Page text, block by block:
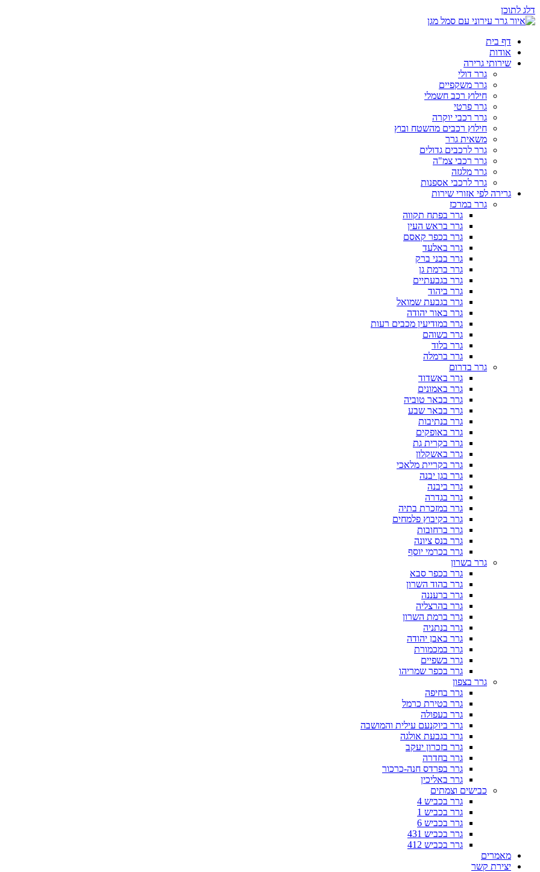
דלג לתוכן
דף בית
אודות
שירותי גרירה
גרר דולי
גרר משקפיים
חילוץ רכב חשמלי
גרר פרטי
גרר רכבי יוקרה
חילוץ רכבים מהשטח ובוץ
משאית גרר
גרר לרכבים גדולים
גרר רכבי צמ"ה
גרר מלגזה
גרר לרכבי אספנות
גרירה לפי אזורי שירות
גרר במרכז
גרר בפתח תקווה
גרר בראש העין
גרר בכפר קאסם
גרר באלעד
גרר בבני ברק
גרר ברמת גן
גרר בגבעתיים
גרר ביהוד
גרר בגבעת שמואל
גרר באור יהודה
גרר במודיעין מכבים רעות
גרר בשוהם
גרר בלוד
גרר ברמלה
גרר בדרום
גרר באשדוד
גרר באמונים
גרר בבאר טוביה
גרר בבאר שבע
גרר בנתיבות
גרר באופקים
גרר בקרית גת
גרר באשקלון
גרר בקריית מלאכי
גרר בגן יבנה
גרר ביבנה
גרר בגדרה
גרר במזכרת בתיה
גרר בקיבוץ פלמחים
גרר ברחובות
גרר בנס ציונה
גרר בכרמי יוסף
גרר בשרון
גרר בכפר סבא
גרר בהוד השרון
גרר ברעננה
גרר בהרצליה
גרר ברמת השרון
גרר בנתניה
גרר באבן יהודה
גרר במכמורת
גרר בשפיים
גרר בכפר שמריהו
גרר בצפון
גרר בחיפה
גרר בטירת כרמל
גרר בעפולה
גרר ביוקנעם עילית והמושבה
גרר בגבעת אולגה
גרר בזכרון יעקב
גרר בחדרה
גרר בפרדס חנה-כרכור
גרר באליכין
כבישים וצמתים
גרר בכביש 4
גרר בכביש 1
גרר בכביש 6
גרר בכביש 431
גרר בכביש 412
מאמרים
יצירת קשר